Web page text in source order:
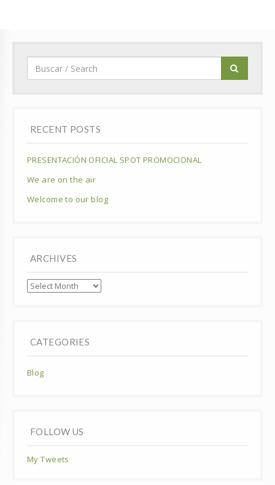
RECENT POSTS
PRESENTACIÓN OFICIAL SPOT PROMOCIONAL
We are on the air
Welcome to our blog
ARCHIVES
Archives
CATEGORIES
Blog
FOLLOW US
My Tweets